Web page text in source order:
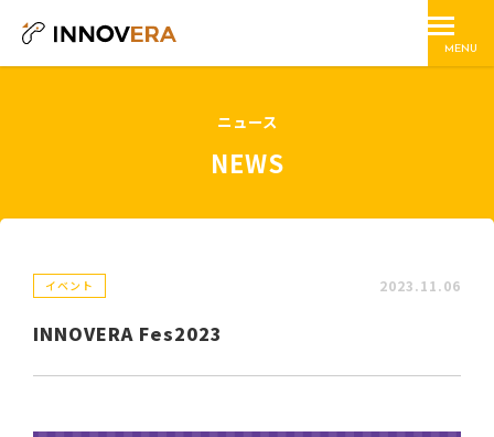
MENU
ニュース
NEWS
イベント 2023.11.06
INNOVERA Fes2023